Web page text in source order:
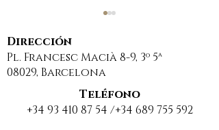
Dirección
Pl. Francesc Macià 8-9, 3º 5ª
08029, Barcelona
Teléfono
+34 93 410 87 54 /+34 689 755 592